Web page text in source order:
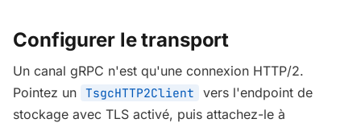
Configurer le transport
Un canal gRPC n'est qu'une connexion HTTP/2.
Pointez un TsgcHTTP2Client
vers l'endpoint de
stockage avec TLS activé, puis attachez-le à